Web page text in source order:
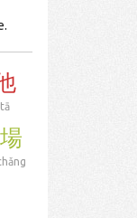
tā
場